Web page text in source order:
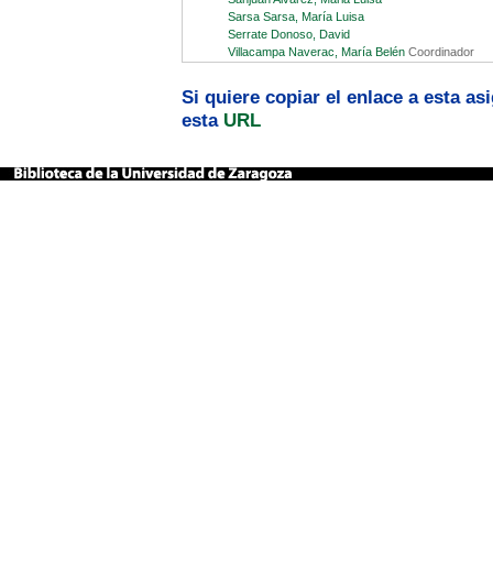
Sarsa Sarsa, María Luisa
Serrate Donoso, David
Villacampa Naverac, María Belén Coordinador
Si quiere copiar el enlace a esta
esta URL